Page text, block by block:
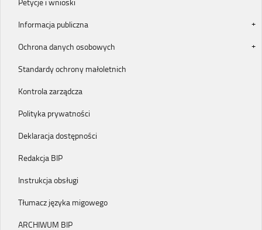
Informacja publiczna
Ochrona danych osobowych
Standardy ochrony małoletnich
Kontrola zarządcza
Polityka prywatności
Deklaracja dostępności
Redakcja BIP
Instrukcja obsługi
Tłumacz języka migowego
ARCHIWUM BIP